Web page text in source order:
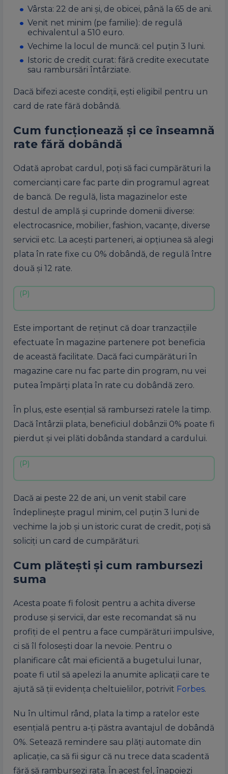
Vârsta: 22 de ani și, de obicei, până la 65 de ani.
Venit net minim (pe familie): de regulă
echivalentul a 510 euro.
Vechime la locul de muncă: cel puțin 3 luni.
Istoric de credit curat: fără credite executate
sau rambursări întârziate.
Dacă bifezi aceste condiții, ești eligibil pentru un
card de rate fără dobândă.
Cum funcționează și ce înseamnă
rate fără dobândă
Odată aprobat cardul, poți să faci cumpărături la
comercianți care fac parte din programul agreat
de bancă. De regulă, lista magazinelor este
destul de amplă și cuprinde domenii diverse:
electrocasnice, mobilier, fashion, vacanțe, diverse
servicii etc. La acești parteneri, ai opțiunea să alegi
plata în rate fixe cu 0% dobândă, de regulă între
două și 12 rate.
Este important de reținut că doar tranzacțiile
efectuate în magazine partenere pot beneficia
de această facilitate. Dacă faci cumpărături în
magazine care nu fac parte din program, nu vei
putea împărți plata în rate cu dobândă zero.
În plus, este esențial să rambursezi ratele la timp.
Dacă întârzii plata, beneficiul dobânzii 0% poate fi
pierdut și vei plăti dobânda standard a cardului.
Dacă ai peste 22 de ani, un venit stabil care
îndeplinește pragul minim, cel puțin 3 luni de
vechime la job și un istoric curat de credit, poți să
soliciți un card de cumpărături.
Cum plătești și cum rambursezi
suma
Acesta poate fi folosit pentru a achita diverse
produse și servicii, dar este recomandat să nu
profiți de el pentru a face cumpărături impulsive,
ci să îl folosești doar la nevoie. Pentru o
planificare cât mai eficientă a bugetului lunar,
poate fi util să apelezi la anumite aplicații care te
ajută să ții evidența cheltuielilor, potrivit Forbes.
Nu în ultimul rând, plata la timp a ratelor este
esențială pentru a-ți păstra avantajul de dobândă
0%. Setează remindere sau plăți automate din
aplicație, ca să fii sigur că nu trece data scadentă
fără să rambursezi rata. În acest fel, înapoiezi